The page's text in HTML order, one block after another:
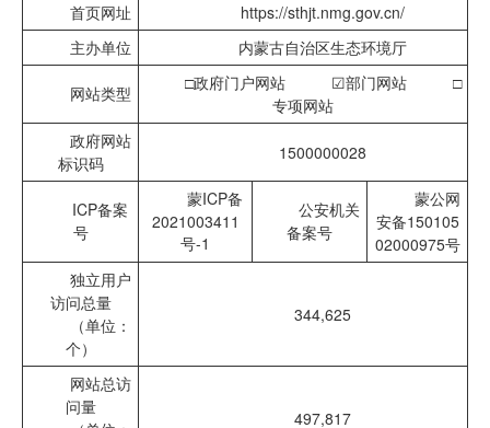
首页网址
https://sthjt.nmg.gov.cn/
主办单位
内蒙古自治区生态环境厅
网站类型 □政府门户网站 ☑部门网站 □
专项网站
政府网站
标识码
1500000028
ICP备案
号
蒙ICP备
2021003411
号-1
公安机关
备案号
蒙公网
安备150105
02000975号
独立用户
访问总量
（单位：
个）
344,625
网站总访
问量
497,817